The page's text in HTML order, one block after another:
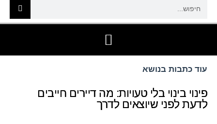
עוד כתבות בנושא
פינוי בינוי בלי טעויות: מה דיירים חייבים
לדעת לפני שיוצאים לדרך